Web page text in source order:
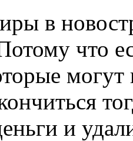
в
что
могут
и